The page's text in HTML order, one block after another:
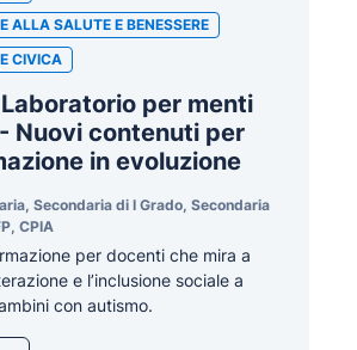
ALLA SALUTE E BENESSERE
CIVICA
per menti
Nuovi contenuti per
in evoluzione
Secondaria di I Grado, Secondaria
CPIA
per docenti che mira a
e l’inclusione sociale a
con autismo.